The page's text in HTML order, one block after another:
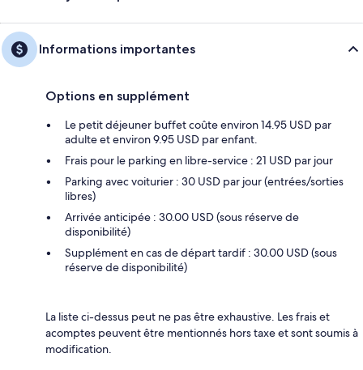
Informations importantes
Options en supplément
Le petit déjeuner buffet coûte environ 14.95 USD par
adulte et environ 9.95 USD par enfant.
Frais pour le parking en libre-service : 21 USD par jour
Parking avec voiturier : 30 USD par jour (entrées/sorties
libres)
Arrivée anticipée : 30.00 USD (sous réserve de
disponibilité)
Supplément en cas de départ tardif : 30.00 USD (sous
réserve de disponibilité)
La liste ci-dessus peut ne pas être exhaustive. Les frais et
acomptes peuvent être mentionnés hors taxe et sont soumis à
modification.